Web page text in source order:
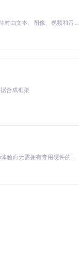
批，点击每条通知直接
即可进入项目详情页，
MiniMax H3 是一个通用的全模态生成系统。它支持对由文本、图像、视频和音频组成的多模态上下文进行统一理解，并能生成分辨率高达 2K、时长可达 15 秒的带原生立体声音频的视频。得益于面向任务泛化的系统设计，H3 在预训练阶段就已具备广泛的多模态上下文理解与生成能力，能够出色地执行复杂的多模态指令。
合成框架
基于Python的Xiaozhi AI，适用于想要完整Xiaozhi体验而无需拥有专用硬件的用户。